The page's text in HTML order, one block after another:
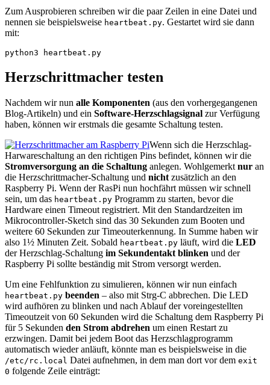
Zum Ausprobieren schreiben wir die paar Zeilen in eine Datei und
nennen sie beispielsweise heartbeat.py. Gestartet wird sie dann
mit:
python3 heartbeat.py
Herzschrittmacher testen
Nachdem wir nun alle Komponenten (aus den vorhergegangenen
Blog-Artikeln) und ein Software-Herzschlagsignal zur Verfügung
haben, können wir erstmals die gesamte Schaltung testen.
Wenn sich die Herzschlag-
Harwareschaltung an den richtigen Pins befindet, können wir die
Stromversorgung an die Schaltung anlegen. Wohlgemerkt nur an
die Herzschrittmacher-Schaltung und nicht zusätzlich an den
Raspberry Pi. Wenn der RasPi nun hochfährt müssen wir schnell
sein, um das heartbeat.py Programm zu starten, bevor die
Hardware einen Timeout registriert. Mit den Standardzeiten im
Mikrocontroller-Sketch sind das 30 Sekunden zum Booten und
weitere 60 Sekunden zur Timeouterkennung. In Summe haben wir
also 1½ Minuten Zeit. Sobald heartbeat.py läuft, wird die LED
der Herzschlag-Schaltung im Sekundentakt blinken und der
Raspberry Pi sollte beständig mit Strom versorgt werden.
Um eine Fehlfunktion zu simulieren, können wir nun einfach
heartbeat.py beenden – also mit Strg-C abbrechen. Die LED
wird aufhören zu blinken und nach Ablauf der voreingestellten
Timeoutzeit von 60 Sekunden wird die Schaltung dem Raspberry Pi
für 5 Sekunden den Strom abdrehen um einen Restart zu
erzwingen. Damit bei jedem Boot das Herzschlagprogramm
automatisch wieder anläuft, könnte man es beispielsweise in die
/etc/rc.local Datei aufnehmen, in dem man dort vor dem exit
0 folgende Zeile einträgt: